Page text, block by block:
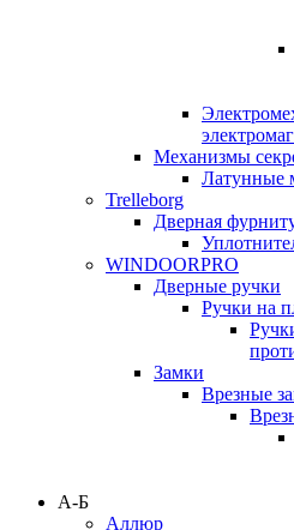
Механизмы
Латунные
Trelleborg
Дверная
WINDOORPRO
Дверные ручки
Ручки на
Замки
Врезные
А-Б
Аллюр